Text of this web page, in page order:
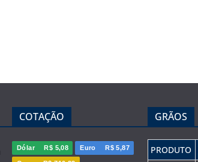
COTAÇÃO
Dólar R$ 5,08 Euro R$ 5,87
GRÃOS
PRODUTO